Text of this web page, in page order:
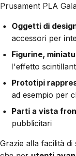
Prusament PLA
Oggetti di
accessori per
Figurine,
l'effetto
Prototipi
ad esempio per
Parti a vista
pubblicitari
Grazie alla facilità